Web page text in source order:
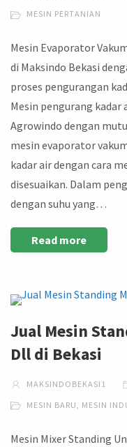
MESIN PERTANIAN
Mesin Evaporator
di Maksindo Bekasi
proses pengurangan
Mesin pengurang
Agrowindo dengan
mesin evaporator
kadar air dengan cara
disesuaikan. Dalam
dengan suhu yang…
Read more
Jual Mesin
Dll di Bekasi
MAKSINDOBEKASI1
MESIN BARU MESIN
Mesin Mixer Standing